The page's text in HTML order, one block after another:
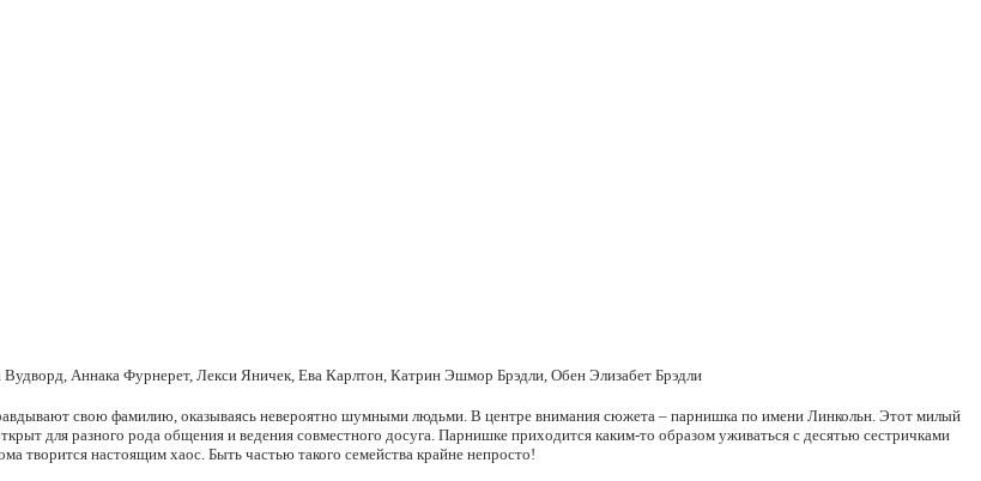
Аннака Фурнерет, Лекси Яничек, Ева Карлтон, Катрин Эшмор Брэдли, Обен Элизабет Брэдли
свою фамилию, оказываясь невероятно шумными людьми. В центре внимания сюжета – парнишка по имени Линкольн. Этот милый
для разного рода общения и ведения совместного досуга. Парнишке приходится каким-то образом уживаться с десятью сестричками
настоящим хаос. Быть частью такого семейства крайне непросто!